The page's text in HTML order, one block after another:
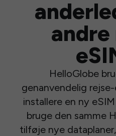
HelloGlobe
genanvendelig
installere en ny
bruge den samme
tilføje nye